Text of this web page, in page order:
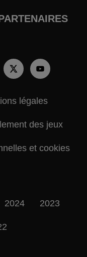
légales
des jeux
et cookies
2024 2023